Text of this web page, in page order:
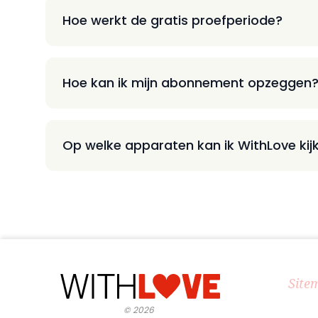
Hoe werkt de gratis proefperiode?
Hoe kan ik mijn abonnement opzeggen?
Op welke apparaten kan ik WithLove
©2026